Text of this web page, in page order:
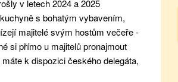
v letech 2024 a 2025
s bohatým vybavením,
majitelé svým hostům večeře -
si přímo u majitelů pronajmout
k dispozici českého delegáta,